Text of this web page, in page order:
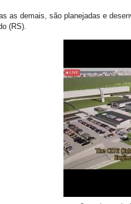
as demais, são planejadas e
(RS).